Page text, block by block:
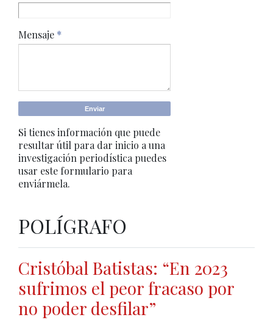
Mensaje *
Si tienes información que puede
resultar útil para dar inicio a una
investigación periodística puedes
usar este formulario para
enviármela.
POLÍGRAFO
Cristóbal Batistas: “En 2023
sufrimos el peor fracaso por
no poder desfilar”